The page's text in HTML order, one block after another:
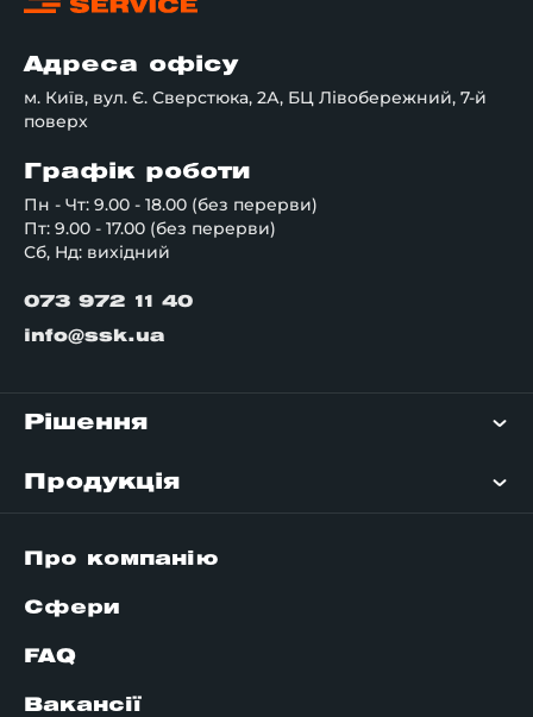
Адреса офісу
м. Київ, вул. Є. Сверстюка, 2А, БЦ Лівобережний, 7-й
поверх
Графік роботи
Пн - Чт: 9.00 - 18.00 (без перерви)
Пт: 9.00 - 17.00 (без перерви)
Сб, Нд: вихідний
073 972 11 40
info@ssk.ua
Рішення
Продукція
Про компанію
Сфери
FAQ
Вакансії